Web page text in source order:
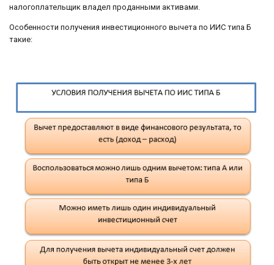
налогоплательщик владел проданными активами.
Особенности получения инвестиционного вычета по ИИС типа Б
такие: